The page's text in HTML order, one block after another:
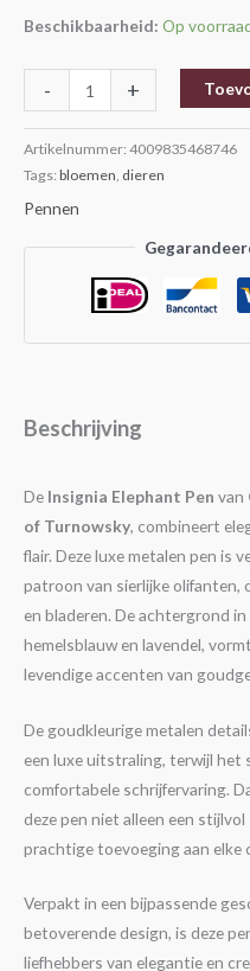
Beschikbaarheid: Op
- +
Artikelnummer: 4009835468746
Tags: bloemen, dieren
Pennen
Beschrijving
De Insignia Elephant Pen van
of Turnowsky, combineert
flair. Deze luxe metalen pen is
patroon van sierlijke olifanten,
en bladeren. De achtergrond
hemelsblauw en lavendel,
levendige accenten van
De goudkleurige metalen
een luxe uitstraling, terwijl het
comfortabele schrijfervaring.
deze pen niet alleen een
prachtige toevoeging aan elke
Verpakt in een bijpassende
betoverende design, is deze
liefhebbers van elegantie en